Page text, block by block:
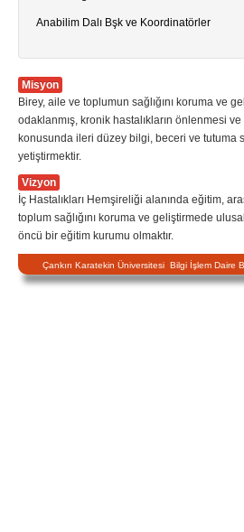
Anabilim Dalı Bşk ve Koordinatörler
Misyon
Birey, aile ve toplumun sağlığını koruma ve
odaklanmış, kronik hastalıkların önlenmesi
konusunda ileri düzey bilgi, beceri ve tutuma
yetiştirmektir.
Vizyon
İç Hastalıkları Hemşireliği alanında eğitim,
toplum sağlığını koruma ve geliştirmede
öncü bir eğitim kurumu olmaktır.
Çankırı Karatekin Üniversitesi Bilgi İşlem Daire